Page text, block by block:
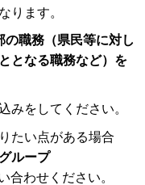
ります。
職務（県民等に対し
となる職務など）を
をしてください。
たい点がある場合
ループ
合わせください。